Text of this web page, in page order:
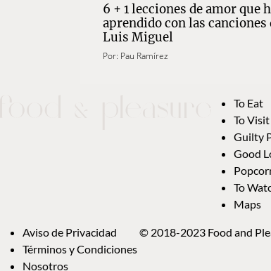
6 + 1 lecciones de amor que
aprendido con las canciones
Luis Miguel
Por: Pau Ramírez
To Eat
To Visit
Guilty
Good
To
Maps
Aviso de Privacidad
Términos y Condiciones
Nosotros
© 2018-2023 Food and